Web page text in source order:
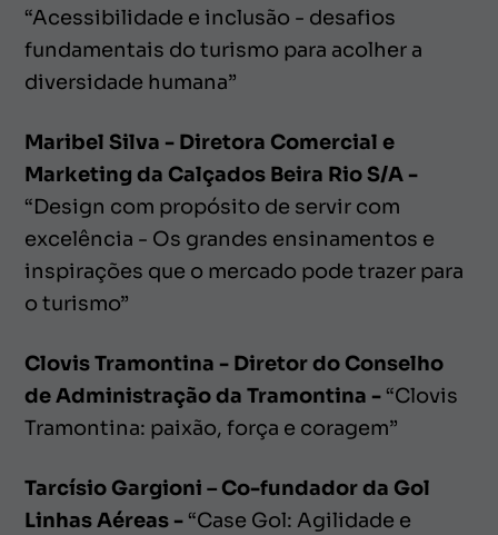
“Acessibilidade e inclusão - desafios
fundamentais do turismo para acolher a
diversidade humana”
Maribel Silva - Diretora Comercial e
Marketing da Calçados Beira Rio S/A -
“Design com propósito de servir com
excelência - Os grandes ensinamentos e
inspirações que o mercado pode trazer para
o turismo”
Clovis Tramontina - Diretor do Conselho
de Administração da Tramontina - “Clovis
Tramontina: paixão, força e coragem”
Tarcísio Gargioni – Co-fundador da Gol
Linhas Aéreas - “Case Gol: Agilidade e